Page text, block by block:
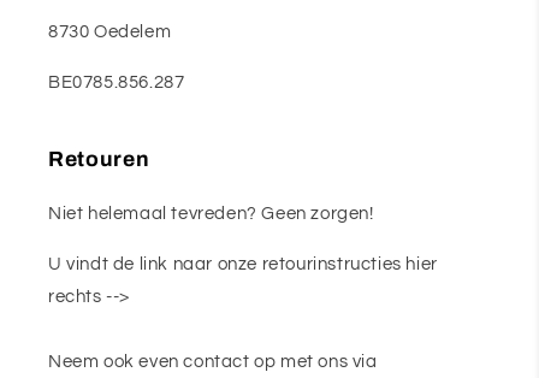
8730 Oedelem
BE0785.856.287
Retouren
Niet helemaal tevreden? Geen zorgen!
U vindt de link naar onze retourinstructies hier
rechts -->
Neem ook even contact op met ons via